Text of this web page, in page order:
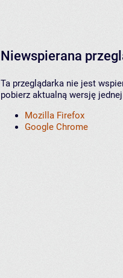
Niewspierana
Ta przeglądarka nie jest
pobierz aktualną wersję
Mozilla Firefox
Google Chrome